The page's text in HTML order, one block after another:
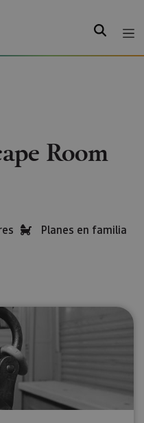
Room
Planes en familia